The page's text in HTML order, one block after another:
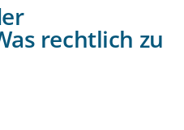
rechtlich zu